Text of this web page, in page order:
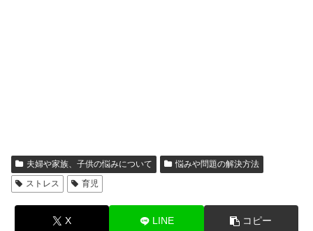
夫婦や家族、子供の悩みについて
悩みや問題の解決方法
ストレス
育児
X LINE コピー